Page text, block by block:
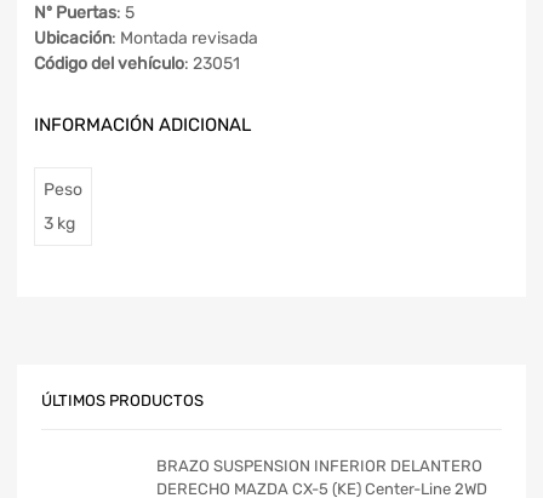
Nº Puertas: 5
Ubicación: Montada revisada
Código del vehículo: 23051
INFORMACIÓN ADICIONAL
Peso
3 kg
ÚLTIMOS PRODUCTOS
BRAZO SUSPENSION INFERIOR DELANTERO
DERECHO MAZDA CX-5 (KE) Center-Line 2WD